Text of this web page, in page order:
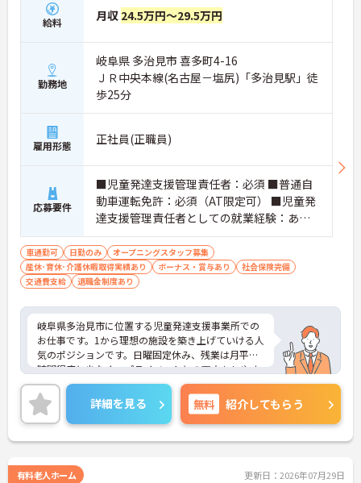
・がん末期・神経難病の方に特化したホスピス型住
宅ならではの専門的なスキルを、日常業務の中で習
るため、訪問介護未経験の方も安心して業務に慣れ
ることができます
・訪問診療医と24時間連携し、チームで看取りに取
り組む体制が整っているため、「看取りのプロ」と
して他施設では得られない経験を積むことができま
す
【頑張りがしっかり給与・評価に反映される職場で
・処遇改善手当78,000円、賞与は年2回＋処遇改善
一時金も別途支給されています。
・入社半年でリーダーを任されたスタッフの実績が
あるなど、年次にかかわらず頑張りが評価され、キ
ャリアアップを実現できる職場環境です
【働きやすい休日・残業面と、長く安心して働ける
福利厚生が魅力です】
・月9日公休に加え、夏季・冬季休暇各3日が確保さ
をつけて働くことができます。
・全社平均残業月5時間程度と、業界平均を大きく
下回る少ない残業時間を実現しています
・退職金制度（勤続3年以上）・保育手当・育児短
時間勤務・マインドフルネスプログラムなど、長期
的に安心して働き続けるための制度が充実していま
す
給料 月収 24.5万円～29.5万円
勤務地
岐阜県 多治見市 喜多町4-16
ＪＲ中央本線(名古屋－塩尻)「多治見駅」徒
歩25分
雇用形態 正社員(正職員)
応募要件
■児童発達支援管理責任者：必須 ■普通自
動車運転免許：必須（AT限定可） ■児童発
達支援管理責任者としての就業経験：あれ
ば尚可
車通勤可 日勤のみ
オープニングスタッフ募集
産休･育休･介護休暇取得実績あり
ボーナス・賞与あり
社会保険完備
交通費支給
退職金制度あり
岐阜県多治見市に位置する児童発達支援事業所での
お仕事です。1から理想の施設を築き上げていける人
気のポジションです。日曜固定休み、残業は月平均1
時間程度と少なく、プライベートとの両立もしやす
い環境です。ご興味のある方には、面接対策ポイン
トなど、さらに詳細をお話しいたしますのでお気軽
にご相談ください！
詳細を見る 無料 紹介してもらう
有料老人ホーム 更新日：2026年07月29日